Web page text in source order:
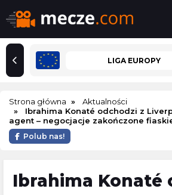
LIGA EUROPY
Strona główna
Aktualności
Ibrahima Konaté odchodzi z
agent – negocjacje zakończone
Polub nas!
Ibrahima Konaté